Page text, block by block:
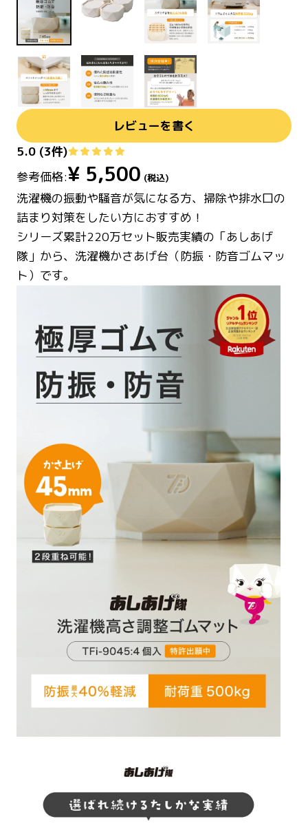
レビューを書く
5.0 (3件)
参考価格:¥ 5,500 (税込)
洗濯機の振動や騒音が気になる方、掃除や排水口の
詰まり対策をしたい方におすすめ！
シリーズ累計220万セット販売実績の「あしあげ
隊」から、洗濯機かさあげ台（防振・防音ゴムマッ
ト）です。